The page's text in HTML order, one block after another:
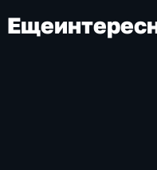
Еще